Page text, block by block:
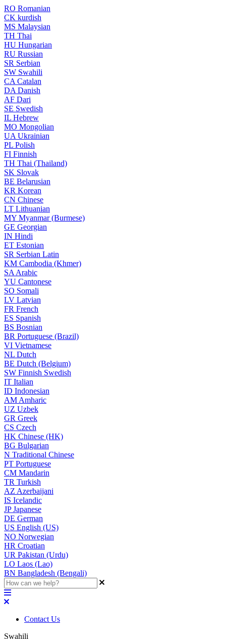
RO Romanian
CK kurdish
MS Malaysian
TH Thai
HU Hungarian
RU Russian
SR Serbian
SW Swahili
CA Catalan
DA Danish
AF Dari
SE Swedish
IL Hebrew
MO Mongolian
UA Ukrainian
PL Polish
FI Finnish
TH Thai (Thailand)
SK Slovak
BE Belarusian
KR Korean
CN Chinese
LT Lithuanian
MY Myanmar (Burmese)
GE Georgian
IN Hindi
ET Estonian
SR Serbian Latin
KM Cambodia (Khmer)
SA Arabic
YU Cantonese
SO Somali
LV Latvian
FR French
ES Spanish
BS Bosnian
BR Portuguese (Brazil)
VI Vietnamese
NL Dutch
BE Dutch (Belgium)
SW Finnish Swedish
IT Italian
ID Indonesian
AM Amharic
UZ Uzbek
GR Greek
CS Czech
HK Chinese (HK)
BG Bulgarian
N Traditional Chinese
PT Portuguese
CM Mandarin
TR Turkish
AZ Azerbaijani
IS Icelandic
JPJapanese
DE German
US English (US)
NO Norwegian
HR Croatian
UR Pakistan (Urdu)
LO Laos (Lao)
BN Bangladesh (Bengali)
Contact Us
Swahili